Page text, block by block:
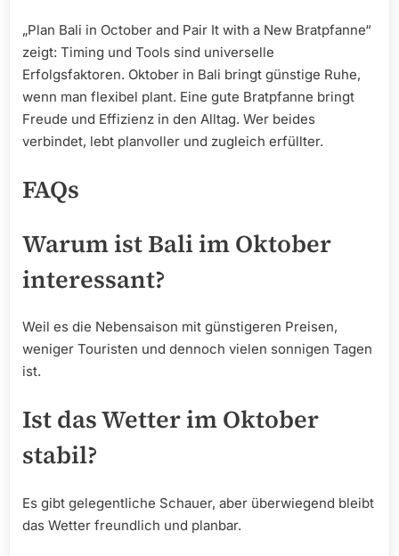
„Plan Bali in October and Pair It with a New Bratpfanne“
zeigt: Timing und Tools sind universelle
Erfolgsfaktoren. Oktober in Bali bringt günstige Ruhe,
wenn man flexibel plant. Eine gute Bratpfanne bringt
Freude und Effizienz in den Alltag. Wer beides
verbindet, lebt planvoller und zugleich erfüllter.
FAQs
Warum ist Bali im Oktober
interessant?
Weil es die Nebensaison mit günstigeren Preisen,
weniger Touristen und dennoch vielen sonnigen Tagen
ist.
Ist das Wetter im Oktober
stabil?
Es gibt gelegentliche Schauer, aber überwiegend bleibt
das Wetter freundlich und planbar.